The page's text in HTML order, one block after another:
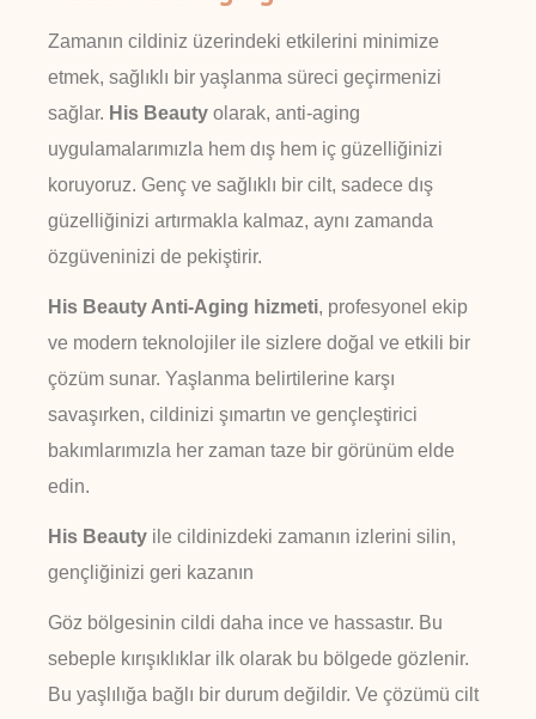
Zamanın cildiniz üzerindeki etkilerini minimize
etmek, sağlıklı bir yaşlanma süreci geçirmenizi
sağlar. His Beauty olarak, anti-aging
uygulamalarımızla hem dış hem iç güzelliğinizi
koruyoruz. Genç ve sağlıklı bir cilt, sadece dış
güzelliğinizi artırmakla kalmaz, aynı zamanda
özgüveninizi de pekiştirir.
His Beauty Anti-Aging hizmeti, profesyonel ekip
ve modern teknolojiler ile sizlere doğal ve etkili bir
çözüm sunar. Yaşlanma belirtilerine karşı
savaşırken, cildinizi şımartın ve gençleştirici
bakımlarımızla her zaman taze bir görünüm elde
edin.
His Beauty ile cildinizdeki zamanın izlerini silin,
gençliğinizi geri kazanın
Göz bölgesinin cildi daha ince ve hassastır. Bu
sebeple kırışıklıklar ilk olarak bu bölgede gözlenir.
Bu yaşlılığa bağlı bir durum değildir. Ve çözümü cilt